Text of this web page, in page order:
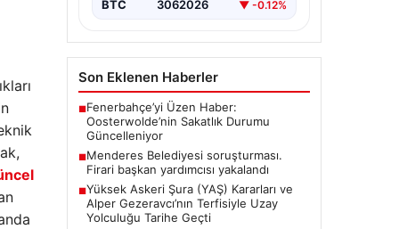
BTC 3062026 ▼ -0.12%
Son Eklenen Haberler
■Fenerbahçe’yi Üzen Haber:
Oosterwolde’nin Sakatlık Durumu
Güncelleniyor
■Menderes Belediyesi soruşturması.
Firari başkan yardımcısı yakalandı
■Yüksek Askeri Şura (YAŞ) Kararları ve
Alper Gezeravcı’nın Terfisiyle Uzay
Yolculuğu Tarihe Geçti